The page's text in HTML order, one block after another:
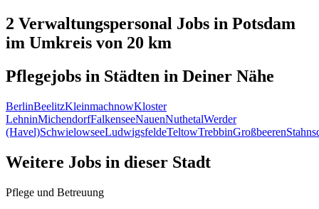
2 Verwaltungspersonal Jobs in Potsdam
im Umkreis von 20 km
Pflegejobs in Städten in Deiner Nähe
BerlinBeelitzKleinmachnowKloster
LehninMichendorfFalkenseeNauenNuthetalWerder
(Havel)SchwielowseeLudwigsfeldeTeltowTrebbinGroßbeeren
Weitere Jobs in dieser Stadt
Pflege und Betreuung